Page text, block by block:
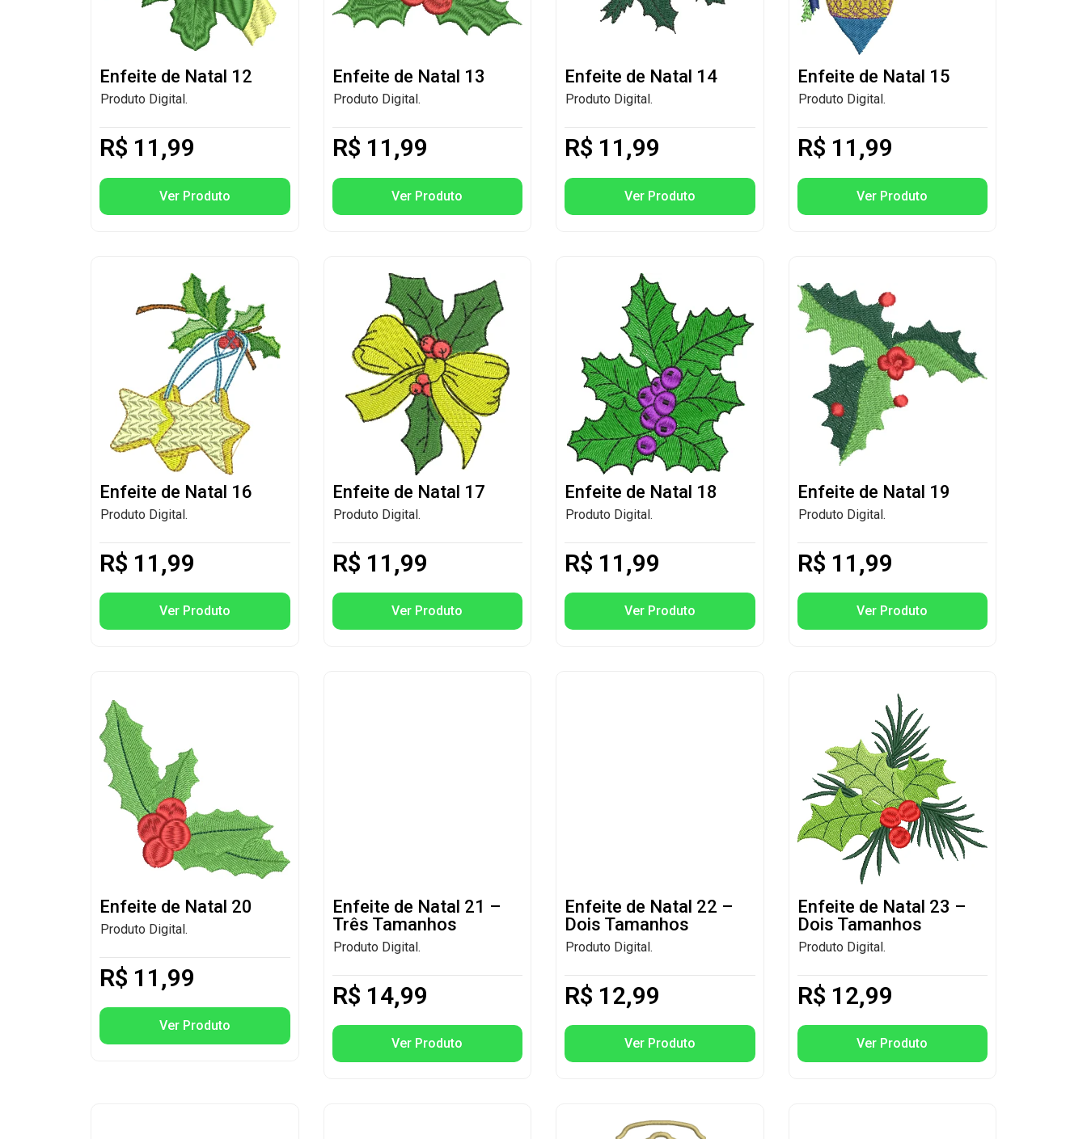
Enfeite de Natal 12
Produto Digital.
R$ 11,99
Ver Produto
Enfeite de Natal 13
Produto Digital.
R$ 11,99
Ver Produto
Enfeite de Natal 14
Produto Digital.
R$ 11,99
Ver Produto
Enfeite de Natal 15
Produto Digital.
R$ 11,99
Ver Produto
Enfeite de Natal 16
Produto Digital.
R$ 11,99
Ver Produto
Enfeite de Natal 17
Produto Digital.
R$ 11,99
Ver Produto
Enfeite de Natal 18
Produto Digital.
R$ 11,99
Ver Produto
Enfeite de Natal 19
Produto Digital.
R$ 11,99
Ver Produto
Enfeite de Natal 20
Produto Digital.
R$ 11,99
Ver Produto
Enfeite de Natal 21 –
Três Tamanhos
Produto Digital.
R$ 14,99
Ver Produto
Enfeite de Natal 22 –
Dois Tamanhos
Produto Digital.
R$ 12,99
Ver Produto
Enfeite de Natal 23 –
Dois Tamanhos
Produto Digital.
R$ 12,99
Ver Produto